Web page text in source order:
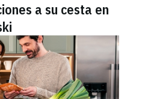
a su cesta en